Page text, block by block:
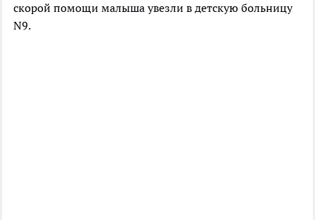
скорой помощи малыша увезли в детскую больницу
N9.